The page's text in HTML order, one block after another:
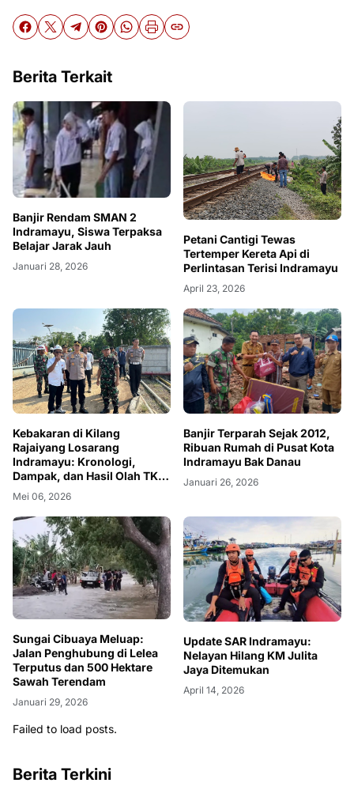
Berita Terkait
Banjir Rendam SMAN 2
Indramayu, Siswa Terpaksa
Belajar Jarak Jauh
Januari 28, 2026
Petani Cantigi Tewas
Tertemper Kereta Api di
Perlintasan Terisi Indramayu
April 23, 2026
Kebakaran di Kilang
Rajaiyang Losarang
Indramayu: Kronologi,
Dampak, dan Hasil Olah TKP
Awal
Mei 06, 2026
Banjir Terparah Sejak 2012,
Ribuan Rumah di Pusat Kota
Indramayu Bak Danau
Januari 26, 2026
Sungai Cibuaya Meluap:
Jalan Penghubung di Lelea
Terputus dan 500 Hektare
Sawah Terendam
Januari 29, 2026
Update SAR Indramayu:
Nelayan Hilang KM Julita
Jaya Ditemukan
April 14, 2026
Failed to load posts.
Berita Terkini